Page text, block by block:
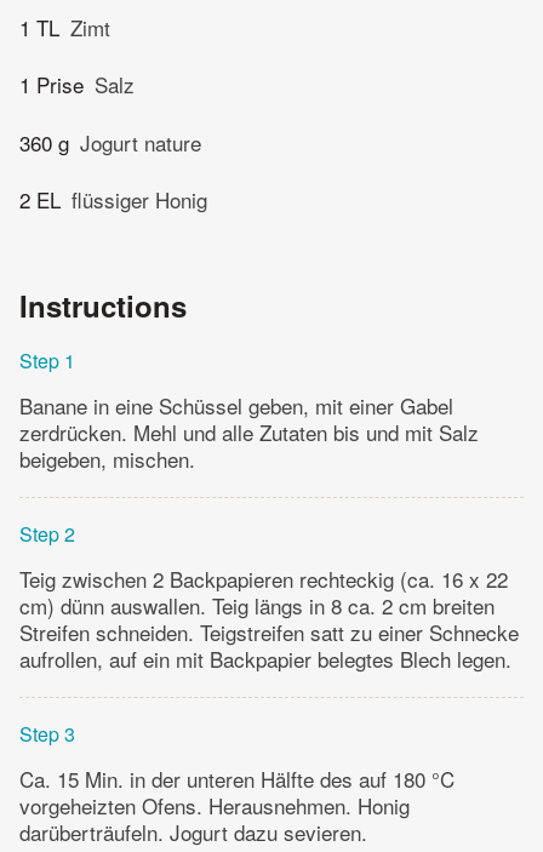
1 TL Zimt
1 Prise Salz
360 g Jogurt nature
2 EL flüssiger Honig
Instructions
Step 1
Banane in eine Schüssel geben, mit einer Gabel
zerdrücken. Mehl und alle Zutaten bis und mit Salz
beigeben, mischen.
Step 2
Teig zwischen 2 Backpapieren rechteckig (ca. 16 x 22
cm) dünn auswallen. Teig längs in 8 ca. 2 cm breiten
Streifen schneiden. Teigstreifen satt zu einer Schnecke
aufrollen, auf ein mit Backpapier belegtes Blech legen.
Step 3
Ca. 15 Min. in der unteren Hälfte des auf 180 °C
vorgeheizten Ofens. Herausnehmen. Honig
darüberträufeln. Jogurt dazu sevieren.